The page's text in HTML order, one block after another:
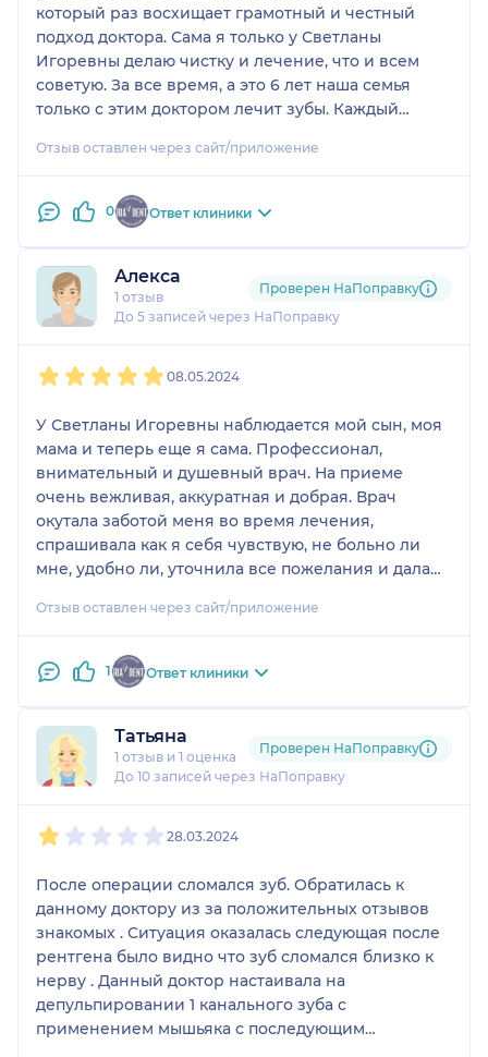
который раз восхищает грамотный и честный
подход доктора. Сама я только у Светланы
Игоревны делаю чистку и лечение, что и всем
советую. За все время, а это 6 лет наша семья
только с этим доктором лечит зубы. Каждый
Отзыв оставлен через сайт/приложение
0 Ответ клиники
Алекса
1 отзыв
До 5 записей через НаПоправку
Проверен НаПоправку
08.05.2024
У Светланы Игоревны наблюдается мой сын, моя
мама и теперь еще я сама. Профессионал,
внимательный и душевный врач. На приеме
очень вежливая, аккуратная и добрая. Врач
окутала заботой меня во время лечения,
спрашивала как я себя чувствую, не больно ли
мне, удобно ли, уточнила все пожелания и дала
отметить ее ассистента Раису- слаженная работа
результат будет отличный. Была в клинике
Риадент.
Отзыв оставлен через сайт/приложение
1 Ответ клиники
Татьяна
1 отзыв и 1 оценка
До 10 записей через НаПоправку
Проверен НаПоправку
28.03.2024
После операции сломался зуб. Обратилась к
данному доктору из за положительных отзывов
знакомых . Ситуация оказалась следующая после
рентгена было видно что зуб сломался близко к
нерву . Данный доктор настаивала на
депульпировании 1 канального зуба с
применением мышьяка с последующим